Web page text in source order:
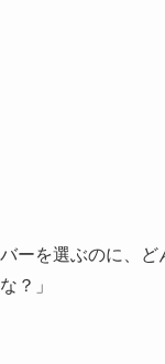
ーを選ぶのに、
？」